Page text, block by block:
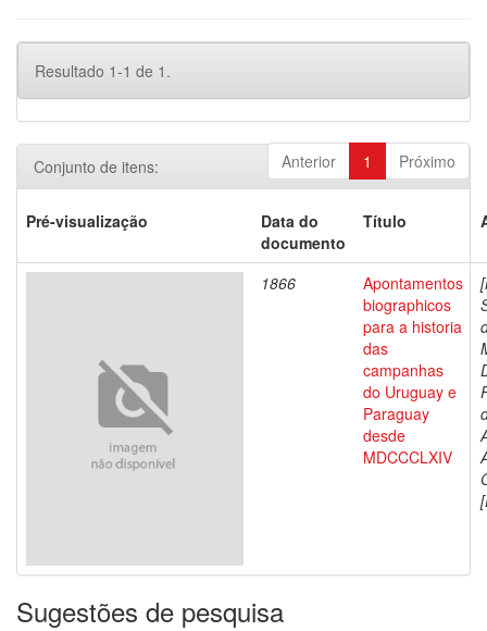
Resultado 1-1 de 1.
Anterior 1 Próximo
Conjunto de itens:
Pré-visualização
Data do
documento
Título
1866
Apontamentos
biographicos
para a historia
das
campanhas
do Uruguay e
Paraguay
desde
MDCCCLXIV
Sugestões de pesquisa